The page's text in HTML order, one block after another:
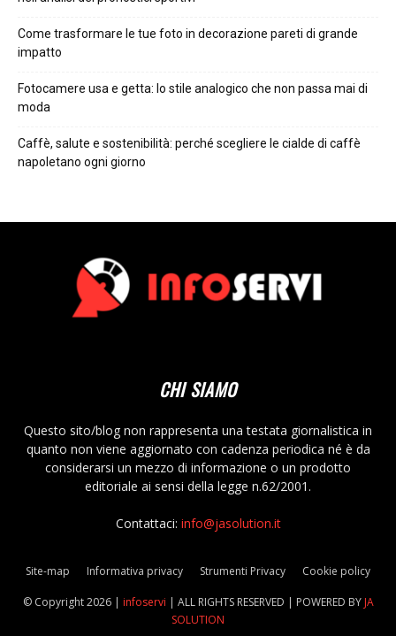
Come trasformare le tue foto in decorazione pareti di grande
impatto
Fotocamere usa e getta: lo stile analogico che non passa mai di
moda
Caffè, salute e sostenibilità: perché scegliere le cialde di caffè
napoletano ogni giorno
CHI SIAMO
Questo sito/blog non rappresenta una testata giornalistica in
quanto non viene aggiornato con cadenza periodica né è da
considerarsi un mezzo di informazione o un prodotto
editoriale ai sensi della legge n.62/2001.
Contattaci: info@jasolution.it
Site-map Informativa privacy Strumenti Privacy Cookie policy
© Copyright2026 | infoservi | ALL RIGHTS RESERVED | POWERED BYJA
SOLUTION